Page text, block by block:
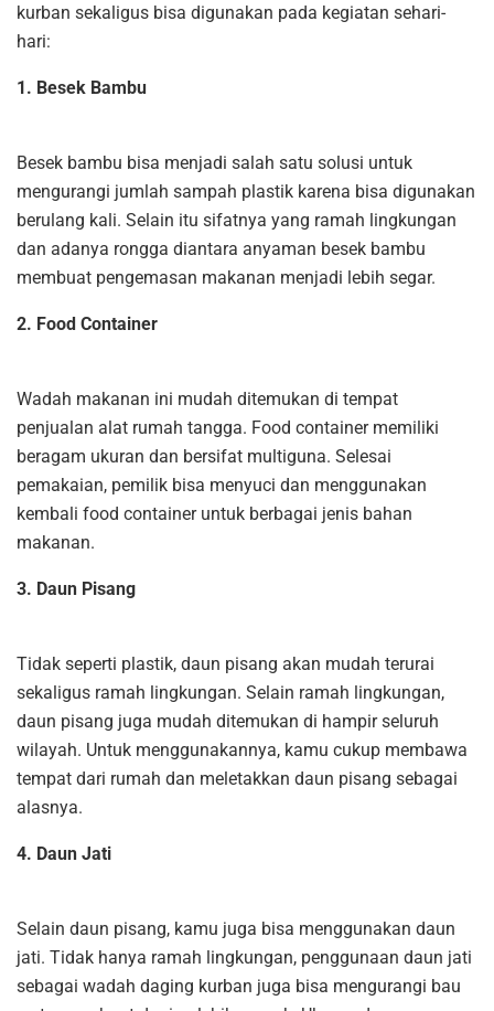
kurban sekaligus bisa digunakan pada kegiatan sehari-
hari:
1. Besek Bambu
Besek bambu bisa menjadi salah satu solusi untuk
mengurangi jumlah sampah plastik karena bisa digunakan
berulang kali. Selain itu sifatnya yang ramah lingkungan
dan adanya rongga diantara anyaman besek bambu
membuat pengemasan makanan menjadi lebih segar.
2. Food Container
Wadah makanan ini mudah ditemukan di tempat
penjualan alat rumah tangga. Food container memiliki
beragam ukuran dan bersifat multiguna. Selesai
pemakaian, pemilik bisa menyuci dan menggunakan
kembali food container untuk berbagai jenis bahan
makanan.
3. Daun Pisang
Tidak seperti plastik, daun pisang akan mudah terurai
sekaligus ramah lingkungan. Selain ramah lingkungan,
daun pisang juga mudah ditemukan di hampir seluruh
wilayah. Untuk menggunakannya, kamu cukup membawa
tempat dari rumah dan meletakkan daun pisang sebagai
alasnya.
4. Daun Jati
Selain daun pisang, kamu juga bisa menggunakan daun
jati. Tidak hanya ramah lingkungan, penggunaan daun jati
sebagai wadah daging kurban juga bisa mengurangi bau